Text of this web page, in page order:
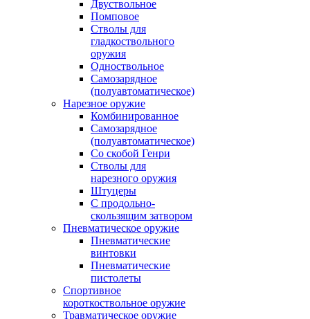
Двуствольное
Помповое
Стволы для
гладкоствольного
оружия
Одноствольное
Самозарядное
(полуавтоматическое)
Нарезное оружие
Комбинированное
Самозарядное
(полуавтоматическое)
Со скобой Генри
Стволы для
нарезного оружия
Штуцеры
С продольно-
скользящим затвором
Пневматическое оружие
Пневматические
винтовки
Пневматические
пистолеты
Спортивное
короткоствольное оружие
Травматическое оружие